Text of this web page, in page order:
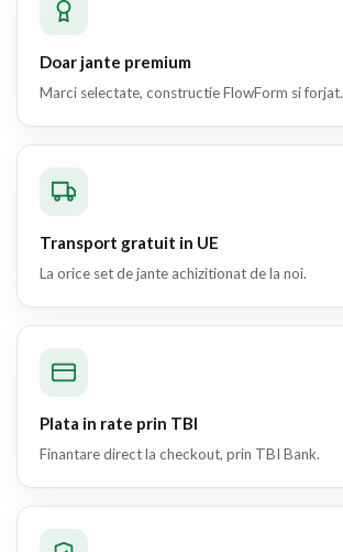
Doar jante premium
Marci selectate, constructie FlowForm si forjat.
Transport gratuit in UE
La orice set de jante achizitionat de la noi.
Plata in rate prin TBI
Finantare direct la checkout, prin TBI Bank.